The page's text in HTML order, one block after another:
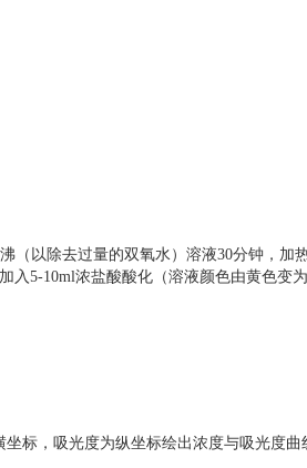
以除去过量的双氧水）溶液30分钟，加
5-10ml浓盐酸酸化（溶液颜色由黄色变
标，吸光度为纵坐标绘出浓度与吸光度